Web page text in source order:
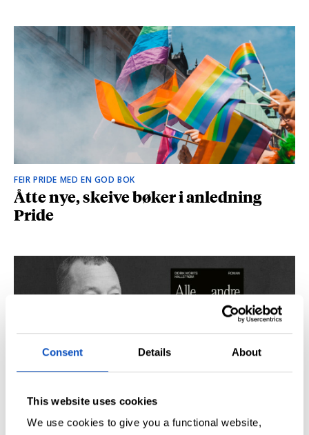
Consent Details About
This website uses cookies
We use cookies to give you a functional website,
FEIR PRIDE MED EN GOD BOK
Åtte nye, skeive bøker i anledning
Pride
SÅ DU NRK-DOKUMENTAREN «AGENTEN»?
Didrik M. Hallstrøm: – Alt det med CIA